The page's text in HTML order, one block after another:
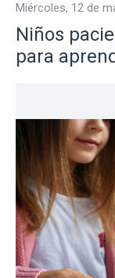
miércoles, 12 de
Niños
para